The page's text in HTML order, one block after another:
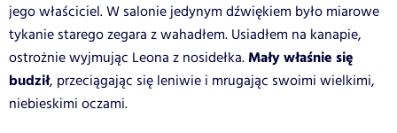
jego właściciel. W salonie jedynym dźwiękiem było miarowe
tykanie starego zegara z wahadłem. Usiadłem na kanapie,
ostrożnie wyjmując Leona z nosidełka.Mały właśnie się
budził, przeciągając się leniwie i mrugając swoimi wielkimi,
niebieskimi oczami.